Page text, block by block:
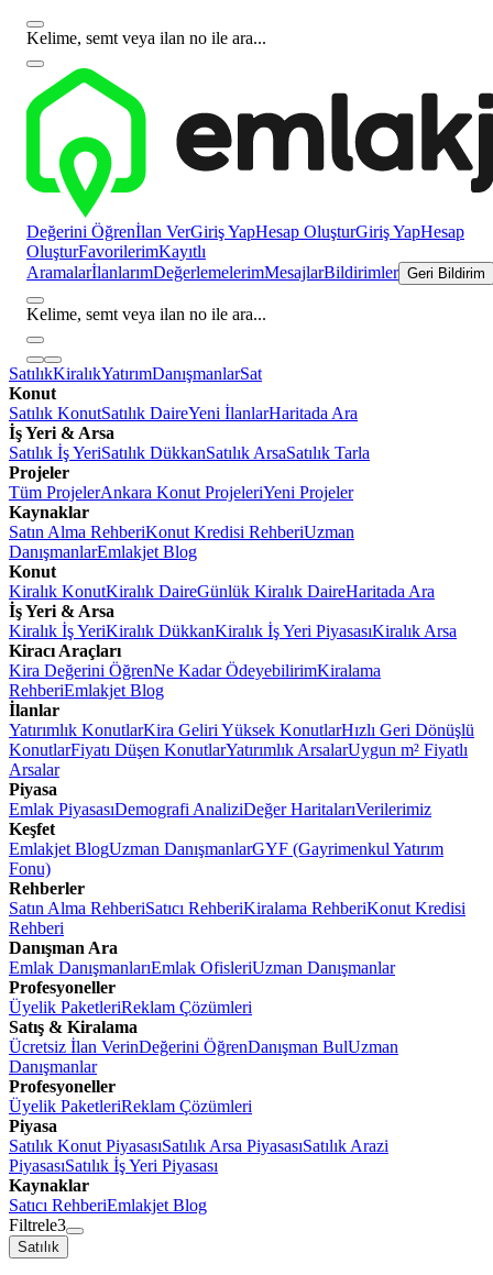
Kelime, semt veya ilan no ile ara...
Değerini Öğrenİlan VerGiriş YapHesap OluşturGiriş YapHesap
OluşturFavorilerimKayıtlı
AramalarİlanlarımDeğerlemelerimMesajlarBildirimler Geri Bildirim
Kelime, semt veya ilan no ile ara...
SatılıkKiralıkYatırımDanışmanlarSat
Konut
Satılık KonutSatılık DaireYeni İlanlarHaritada Ara
İş Yeri & Arsa
Satılık İş YeriSatılık DükkanSatılık ArsaSatılık Tarla
Projeler
Tüm ProjelerAnkara Konut ProjeleriYeni Projeler
Kaynaklar
Satın Alma RehberiKonut Kredisi RehberiUzman
DanışmanlarEmlakjet Blog
Konut
Kiralık KonutKiralık DaireGünlük Kiralık DaireHaritada Ara
İş Yeri & Arsa
Kiralık İş YeriKiralık DükkanKiralık İş Yeri PiyasasıKiralık Arsa
Kiracı Araçları
Kira Değerini ÖğrenNe Kadar ÖdeyebilirimKiralama
RehberiEmlakjet Blog
İlanlar
Yatırımlık KonutlarKira Geliri Yüksek KonutlarHızlı Geri Dönüşlü
KonutlarFiyatı Düşen KonutlarYatırımlık ArsalarUygun m² Fiyatlı
Arsalar
Piyasa
Emlak PiyasasıDemografi AnaliziDeğer HaritalarıVerilerimiz
Keşfet
Emlakjet BlogUzman DanışmanlarGYF (Gayrimenkul Yatırım
Fonu)
Rehberler
Satın Alma RehberiSatıcı RehberiKiralama RehberiKonut Kredisi
Rehberi
Danışman Ara
Emlak DanışmanlarıEmlak OfisleriUzman Danışmanlar
Profesyoneller
Üyelik PaketleriReklam Çözümleri
Satış & Kiralama
Ücretsiz İlan VerinDeğerini ÖğrenDanışman BulUzman
Danışmanlar
Profesyoneller
Üyelik PaketleriReklam Çözümleri
Piyasa
Satılık Konut PiyasasıSatılık Arsa PiyasasıSatılık Arazi
PiyasasıSatılık İş Yeri Piyasası
Kaynaklar
Satıcı RehberiEmlakjet Blog
Filtrele3
Satılık